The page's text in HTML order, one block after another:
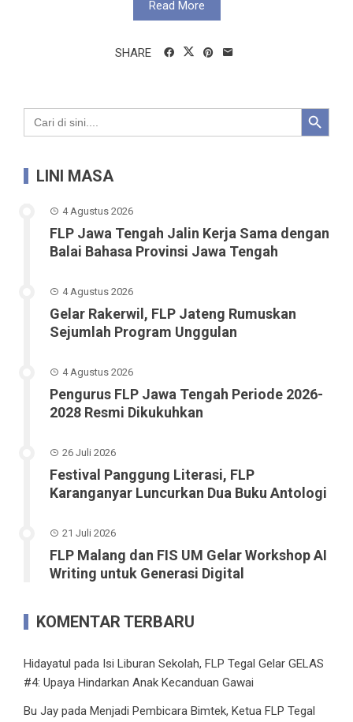
Read More
SHARE
Search
for:
Search Button
LINI MASA
4 Agustus 2026
FLP Jawa Tengah Jalin Kerja Sama dengan
Balai Bahasa Provinsi Jawa Tengah
4 Agustus 2026
Gelar Rakerwil, FLP Jateng Rumuskan
Sejumlah Program Unggulan
4 Agustus 2026
Pengurus FLP Jawa Tengah Periode 2026-
2028 Resmi Dikukuhkan
26 Juli 2026
Festival Panggung Literasi, FLP
Karanganyar Luncurkan Dua Buku Antologi
21 Juli 2026
FLP Malang dan FIS UM Gelar Workshop AI
Writing untuk Generasi Digital
KOMENTAR TERBARU
Hidayatul pada Isi Liburan Sekolah, FLP Tegal Gelar GELAS
#4: Upaya Hindarkan Anak Kecanduan Gawai
Bu Jay pada Menjadi Pembicara Bimtek, Ketua FLP Tegal